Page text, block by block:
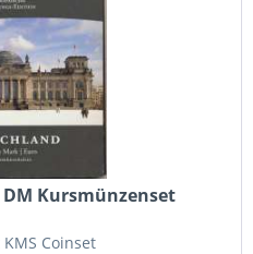
Kursmünzenset
Coinset